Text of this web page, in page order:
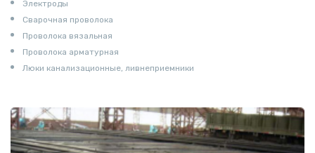
Электроды
Сварочная проволока
Проволока вязальная
Проволока арматурная
Люки канализационные, ливнеприемники